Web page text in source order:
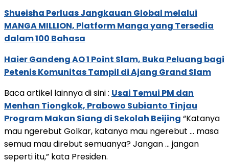
Shueisha Perluas Jangkauan Global melalui
MANGA MILLION, Platform Manga yang Tersedia
dalam 100 Bahasa
Haier Gandeng AO 1 Point Slam, Buka Peluang bagi
Petenis Komunitas Tampil di Ajang Grand Slam
Baca artikel lainnya di sini : Usai Temui PM dan
Menhan Tiongkok, Prabowo Subianto Tinjau
Program Makan Siang di Sekolah Beijing “Katanya
mau ngerebut Golkar, katanya mau ngerebut … masa
semua mau direbut semuanya? Jangan … jangan
seperti itu,” kata Presiden.